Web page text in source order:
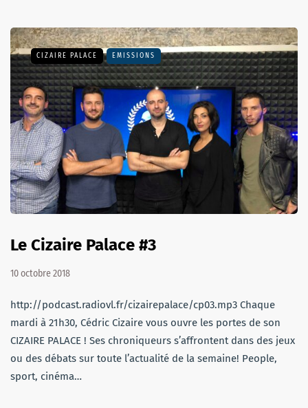
CIZAIRE PALACE EMISSIONS
Le Cizaire Palace #3
10 octobre 2018
http://podcast.radiovl.fr/cizairepalace/cp03.mp3 Chaque
mardi à 21h30, Cédric Cizaire vous ouvre les portes de son
CIZAIRE PALACE ! Ses chroniqueurs s’affrontent dans des jeux
ou des débats sur toute l’actualité de la semaine! People,
sport, cinéma…